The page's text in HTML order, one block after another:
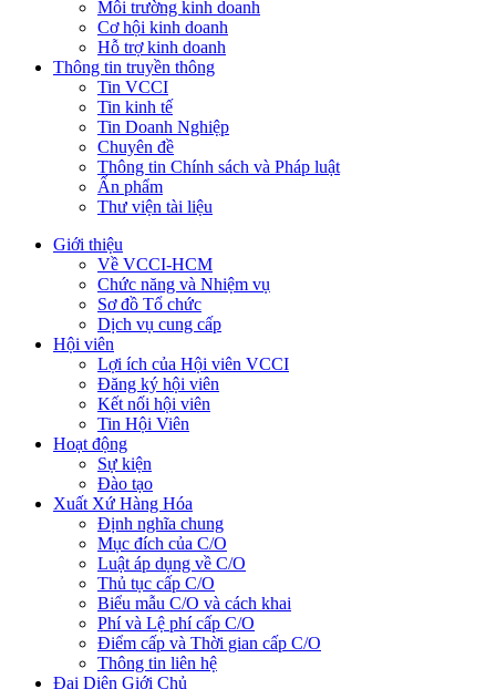
Môi trường kinh doanh
Cơ hội kinh doanh
Hỗ trợ kinh doanh
Thông tin truyền thông
Tin VCCI
Tin kinh tế
Tin Doanh Nghiệp
Chuyên đề
Thông tin Chính sách và Pháp luật
Ấn phẩm
Thư viện tài liệu
Giới thiệu
Về VCCI-HCM
Chức năng và Nhiệm vụ
Sơ đồ Tổ chức
Dịch vụ cung cấp
Hội viên
Lợi ích của Hội viên VCCI
Đăng ký hội viên
Kết nối hội viên
Tin Hội Viên
Hoạt động
Sự kiện
Đào tạo
Xuất Xứ Hàng Hóa
Định nghĩa chung
Mục đích của C/O
Luật áp dụng về C/O
Thủ tục cấp C/O
Biểu mẫu C/O và cách khai
Phí và Lệ phí cấp C/O
Điểm cấp và Thời gian cấp C/O
Thông tin liên hệ
Đại Diện Giới Chủ